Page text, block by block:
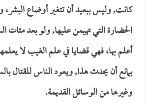
كانت, وليس ببعيد أن تتغير أوضاع البشر،
الحضارة التي تهيمن عليها, ولو بعد مئات
أعلم بها، فهي قضايا في علم الغيب لا
بمانع أن يحدث هذا, ويعود الناس للقتال
وغيرها من الوسائل القديمة.